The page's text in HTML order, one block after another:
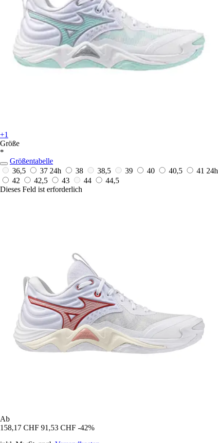
+1
Größe
*
Größentabelle
36,5
37 24h 38 38,5 39 40 40,5 41 24h
42
42,5 43 44
44,5
Dieses Feld ist erforderlich
Ab
158,17 CHF 91,53 CHF -42%